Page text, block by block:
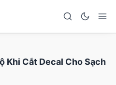
Khi Cắt Decal Cho Sạch